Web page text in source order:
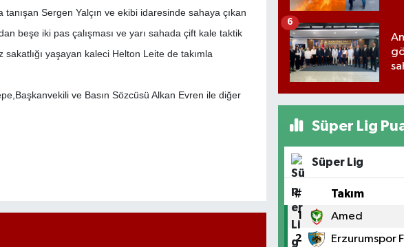
Sergen Yalçın ve ekibi idaresinde sahaya çıkan
beşe iki pas çalışması ve yarı sahada çift kale taktik
sakatlığı yaşayan kaleci Helton Leite de takımla
ve Basın Sözcüsü Alkan Evren ile diğer
6
Süper Lig
Süper Lig
# Takım
1 Amed
2 Erzurumspor